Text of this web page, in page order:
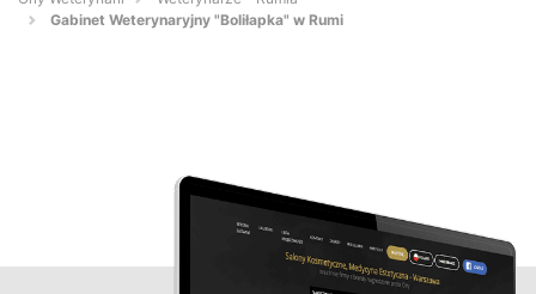
Gabinet Weterynaryjny "Boliłapka" w Rumi